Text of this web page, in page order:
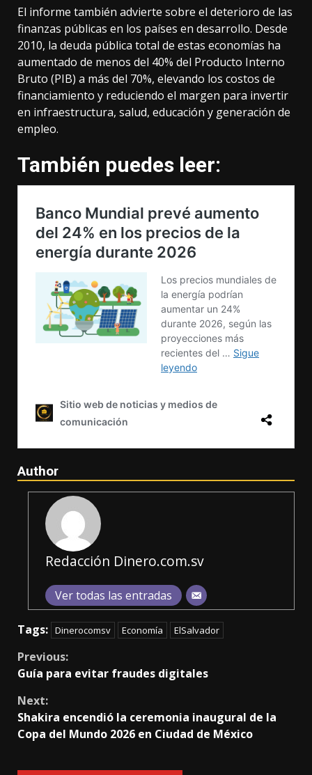
El informe también advierte sobre el deterioro de las
finanzas públicas en los países en desarrollo. Desde
2010, la deuda pública total de estas economías ha
aumentado de menos del 40% del Producto Interno
Bruto (PIB) a más del 70%, elevando los costos de
financiamiento y reduciendo el margen para invertir
en infraestructura, salud, educación y generación de
empleo.
También puedes leer:
Author
Redacción Dinero.com.sv
Ver todas las entradas
Tags: Dinerocomsv Economía ElSalvador
Continue
Reading
Previous:
Guía para evitar fraudes digitales
Next:
Shakira encendió la ceremonia inaugural de la
Copa del Mundo 2026 en Ciudad de México